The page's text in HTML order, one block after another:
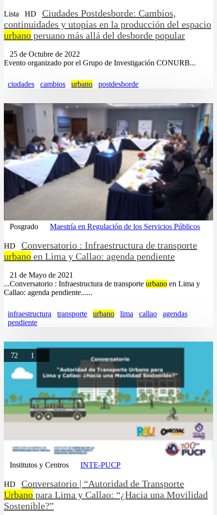
Lista HD
Ciudades Postdesborde: Cambios,
continuidades y utopías en la producción del espacio
urbano peruano más allá del desborde popular
25 de Octubre de 2022
Evento organizado por el Grupo de Investigación CONURB...
ciudades cambios urbano postdesborde
Posgrado Maestría en Regulación de los Servicios Públicos
HD
Conversatorio : Infraestructura de transporte
urbano en Lima y Callao: agenda pendiente
21 de Mayo de 2021
...Conversatorio : Infraestructura de transporte urbano en Lima y
Callao: agenda pendiente......
infraestructura transporte urbano lima callao
agendas
pendiente
72 1
Institutos y Centros INTE-PUCP
HD
Conversatorio | “Autoridad de Transporte
Urbano para Lima y Callao: “¿Hacia una Movilidad
Sostenible?”